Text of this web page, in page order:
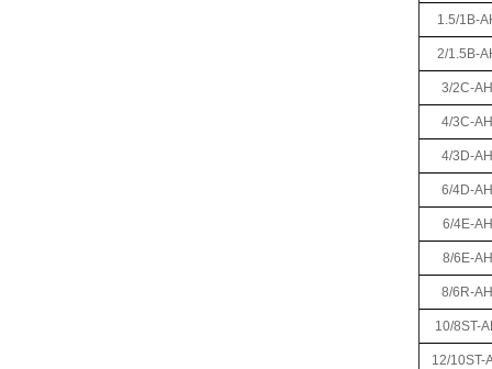
1.5/1B-
2/1.5B-
3/2C-AH
4/3C-AH
4/3D-AH
6/4D-AH
6/4E-AH
8/6E-AH
8/6R-AH
10/8ST-
12/10ST-